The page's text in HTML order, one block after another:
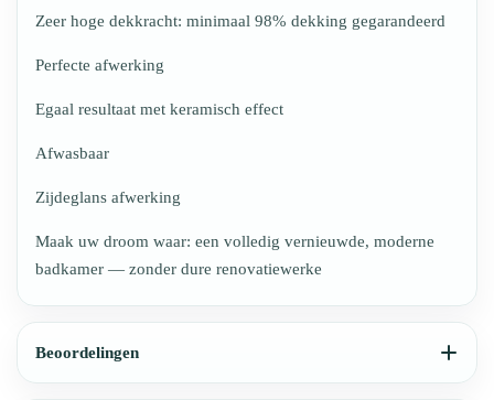
Zeer hoge dekkracht: minimaal 98% dekking gegarandeerd
Perfecte afwerking
Egaal resultaat met keramisch effect
Afwasbaar
Zijdeglans afwerking
Maak uw droom waar: een volledig vernieuwde, moderne
badkamer — zonder dure renovatiewerke
Beoordelingen